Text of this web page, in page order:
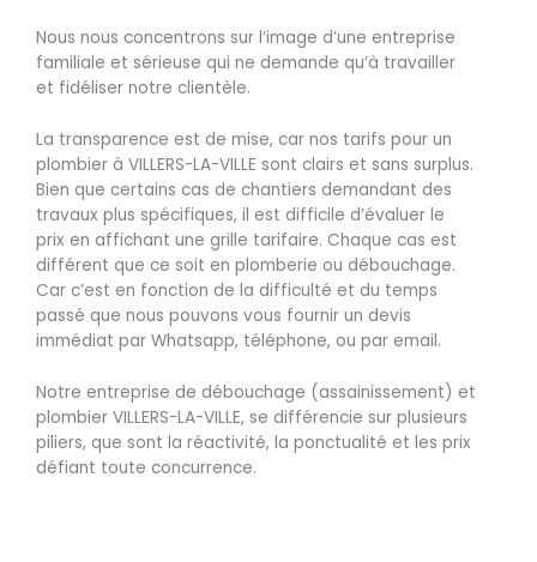
Nous nous concentrons sur l’image d’une entreprise
familiale et sérieuse qui ne demande qu’à travailler
et fidéliser notre clientèle.
La transparence est de mise, car nos tarifs pour un
plombier à VILLERS-LA-VILLE sont clairs et sans surplus.
Bien que certains cas de chantiers demandant des
travaux plus spécifiques, il est difficile d’évaluer le
prix en affichant une grille tarifaire. Chaque cas est
différent que ce soit en plomberie ou débouchage.
Car c’est en fonction de la difficulté et du temps
passé que nous pouvons vous fournir un devis
immédiat par Whatsapp, téléphone, ou par email.
Notre entreprise de débouchage (assainissement) et
plombier VILLERS-LA-VILLE, se différencie sur plusieurs
piliers, que sont la réactivité, la ponctualité et les prix
défiant toute concurrence.